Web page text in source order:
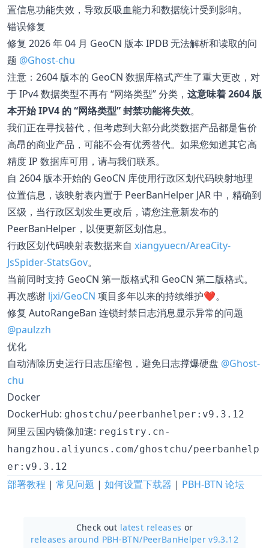
置信息功能失效，导致反吸血能力和数据统计受到影响。
错误修复
修复 2026 年 04 月 GeoCN 版本 IPDB 无法解析和读取的问
题 @Ghost-chu
注意：2604 版本的 GeoCN 数据库格式产生了重大更改，对
于 IPv4 数据类型不再有 “网络类型” 分类， 这意味着 2604 版
本开始 IPV4 的 “网络类型” 封禁功能将失效。
我们正在寻找替代，但考虑到大部分此类数据产品都是售价
高昂的商业产品，可能不会有优秀替代。如果您知道其它高
精度 IP 数据库可用，请与我们联系。
自 2604 版本开始的 GeoCN 库使用行政区划代码映射地理
位置信息，该映射表内置于 PeerBanHelper JAR 中，精确到
区级，当行政区划发生更改后，请您注意新发布的
PeerBanHelper，以便更新区划信息。
行政区划代码映射表数据来自 xiangyuecn/AreaCity-
JsSpider-StatsGov。
当前同时支持 GeoCN 第一版格式和 GeoCN 第二版格式。
再次感谢 ljxi/GeoCN 项目多年以来的持续维护❤。
修复 AutoRangeBan 连锁封禁日志消息显示异常的问题
@paulzzh
优化
自动清除历史运行日志压缩包，避免日志撑爆硬盘 @Ghost-
chu
Docker
DockerHub: ghostchu/peerbanhelper:v9.3.12
阿里云国内镜像加速: registry.cn-
hangzhou.aliyuncs.com/ghostchu/peerbanhelp
er:v9.3.12
部署教程 | 常见问题 | 如何设置下载器 | PBH-BTN 论坛
Check out latest releases or
releases around PBH-BTN/PeerBanHelper v9.3.12